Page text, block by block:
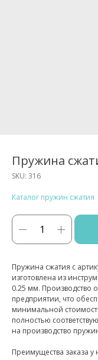
Пружина
SKU: 316
Каталог пружин сжатия
Пружина сжатия с
изготовлена из
0.25 мм. Производство
предприятии, что
минимальной
полностью
на производство
Преимущества заказа у